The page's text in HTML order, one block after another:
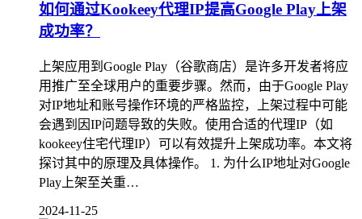
如何通过Kookeey代理IP提高Google Play上架
成功率？
上架应用到Google Play（谷歌商店）是许多开发者将应
用推广至全球用户的重要步骤。然而，由于Google Play
对IP地址和账号操作环境的严格监控，上架过程中可能
会遇到因IP问题导致的失败。使用合适的代理IP（如
kookeey住宅代理IP）可以有效提升上架成功率。本文将
探讨其中的原理及具体操作。 1. 为什么IP地址对Google
Play上架至关重…
2024-11-25